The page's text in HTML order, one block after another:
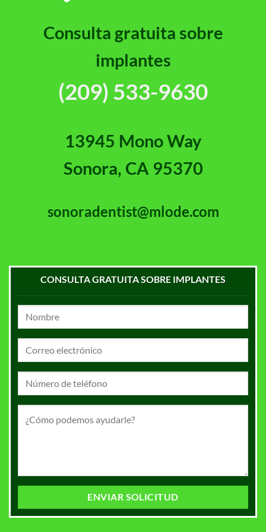
Consulta gratuita sobre
implantes
(209) 533-9630
13945 Mono Way
Sonora, CA 95370
sonoradentist@mlode.com
CONSULTA GRATUITA SOBRE IMPLANTES